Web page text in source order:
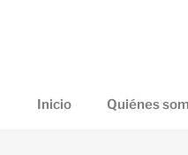
Inicio Quiénes